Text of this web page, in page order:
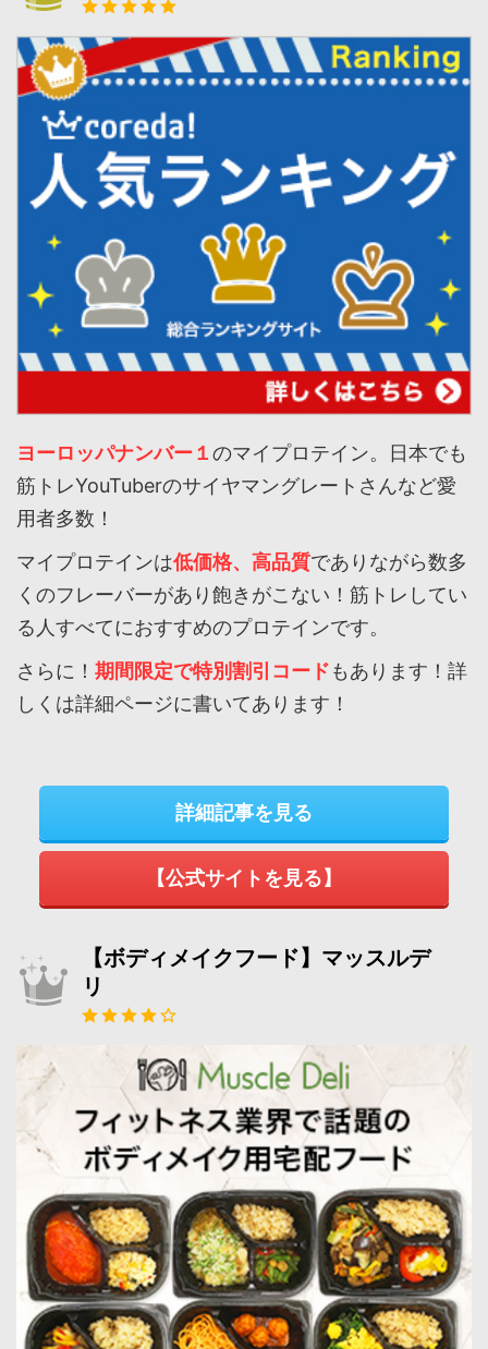
ヨーロッパナンバー１のマイプロテイン。日本でも
筋トレYouTuberのサイヤマングレートさんなど愛
用者多数！
マイプロテインは低価格、高品質でありながら数多
くのフレーバーがあり飽きがこない！筋トレしてい
る人すべてにおすすめのプロテインです。
さらに！ 期間限定で特別割引コードもあります！詳
しくは詳細ページに書いてあります！
詳細記事を見る
【公式サイトを見る】
【ボディメイクフード】マッスルデ
リ